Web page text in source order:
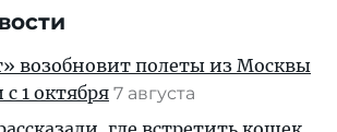
возобновит полеты из Москвы
1 октября 7 августа